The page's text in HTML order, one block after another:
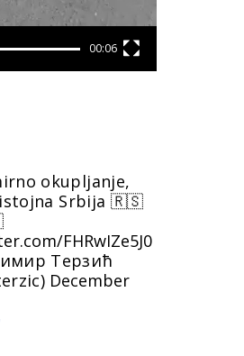
00:06
okupljanje,
Srbija 🇷🇸
FHRwIZe5J0
Терзић
December